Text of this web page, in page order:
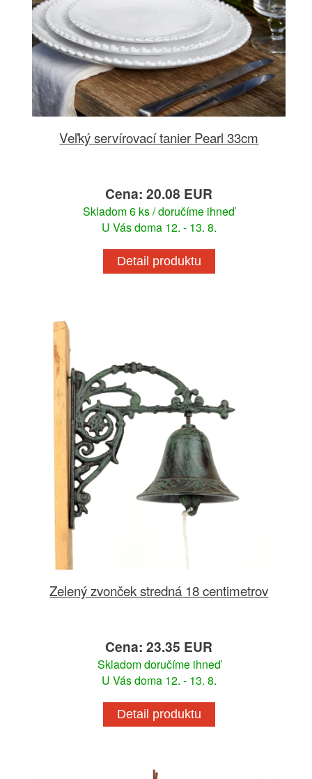
Veľký servírovací tanier Pearl 33cm
Cena: 20.08 EUR
Skladom 6 ks / doručíme ihneď
U Vás doma 12. - 13. 8.
Detail produktu
Zelený zvonček stredná 18 centimetrov
Cena: 23.35 EUR
Skladom doručíme ihneď
U Vás doma 12. - 13. 8.
Detail produktu